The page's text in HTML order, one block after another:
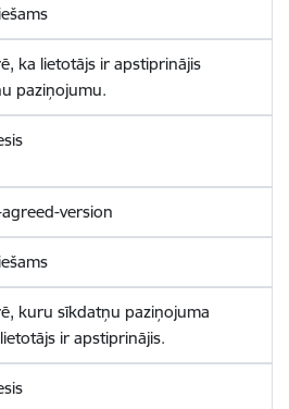
ka lietotājs ir apstiprinājis
paziņojumu.
version
kuru sīkdatņu paziņojuma
ir apstiprinājis.